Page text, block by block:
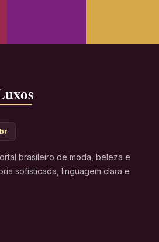
brasileiro de moda, beleza e
sofisticada, linguagem clara e